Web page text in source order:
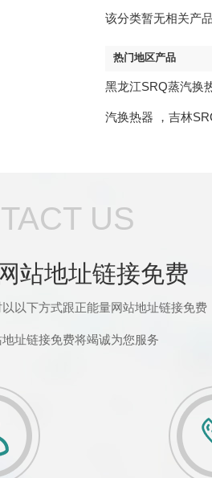
该分类暂无相关产品
热门地区产品
黑龙江SRQ蒸汽换
汽换热器 ， 吉林
US
站地址链接免费
时以以下方式跟正能量网站地址链接免费
地址链接免费将竭诚为您服务